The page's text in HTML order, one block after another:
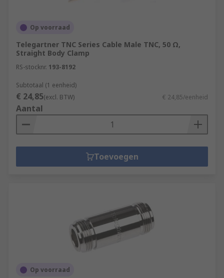
Op voorraad
Telegartner TNC Series Cable Male TNC, 50 Ω,
Straight Body Clamp
RS-stocknr. 193-8192
Subtotaal (1 eenheid)
€ 24,85(excl. BTW) € 24,85/eenheid
Aantal
Toevoegen
Op voorraad